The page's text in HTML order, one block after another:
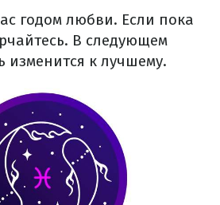
годом любви. Если пока
В следующем
изменится к лучшему.